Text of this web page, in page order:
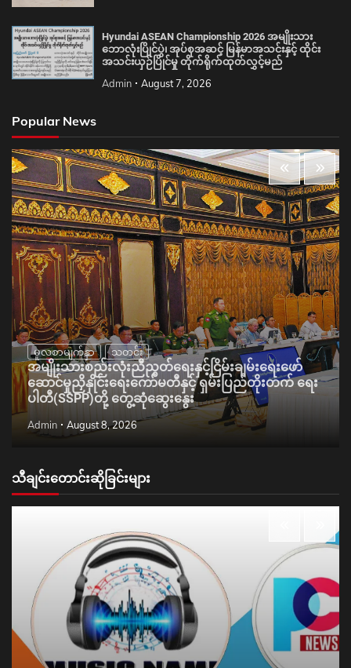
Hyundai ASEAN Championship 2026 အမျိုးသား
ဘောလုံးပြိုင်ပွဲ၊ အုပ်စုအဆင့် မြန်မာအသင်းနှင့် ထိုင်း
အသင်းယှဉ်ပြိုင်မှု တိုက်ရိုက်ထုတ်လွှင့်မည်
Admin August 7, 2026
Popular News
မူလစာမျက်နှာ သတင်း
အမျိုးသားစည်းလုံးညီညွတ်ရေးနှင့်ငြိမ်းချမ်းရေးဖော်
ဆောင်မှုညှိနှိုင်းရေးကော်မတီနှင့် ရှမ်းပြည်တိုးတက် ရေး
ပါတီ(SSPP)တို့ တွေ့ဆုံဆွေးနွေး
Admin August 8, 2026
သီချင်းတောင်းဆိုခြင်းများ